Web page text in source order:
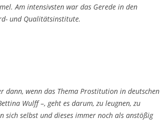
Am intensivsten war das Gerede in den
und Qualitätsinstitute.
dann, wenn das Thema Prostitution in deutschen
Wulff –, geht es darum, zu leugnen, zu
sich selbst und dieses immer noch als anstößig